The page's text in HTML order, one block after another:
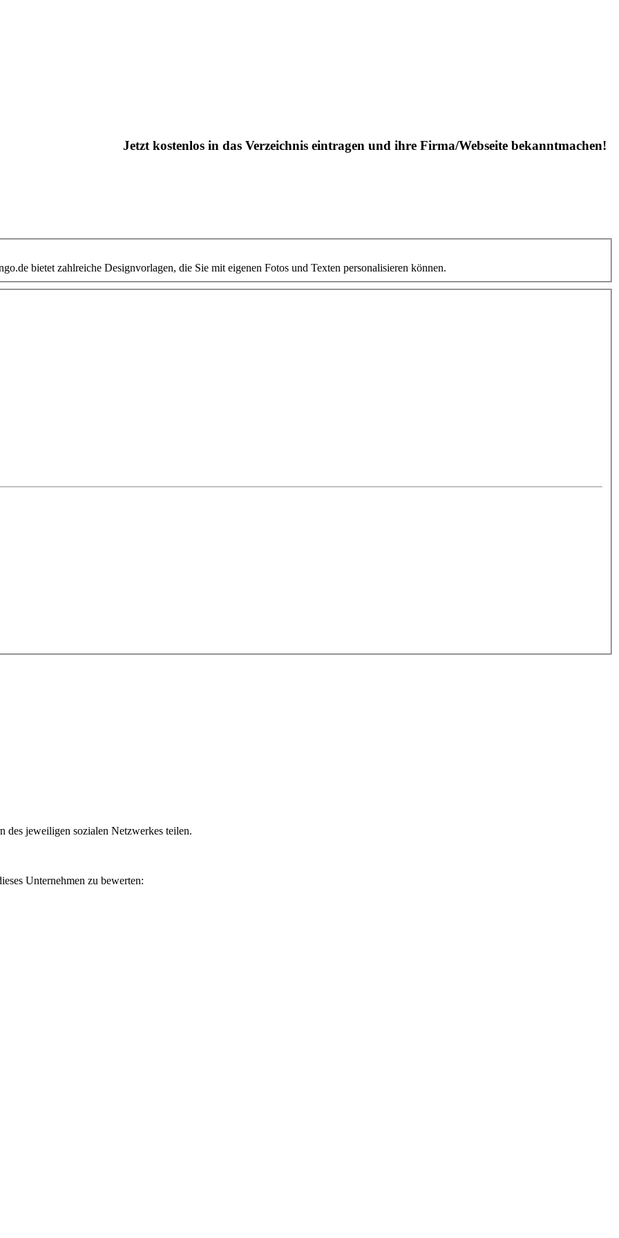
Jetzt kostenlos in das Verzeichnis eintragen und ihre Firma/Webseite bekanntmachen!
bietet zahlreiche Designvorlagen, die Sie mit eigenen Fotos und Texten personalisieren können.
des jeweiligen sozialen Netzwerkes teilen.
Unternehmen zu bewerten: